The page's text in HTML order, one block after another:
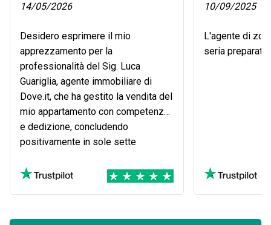
14/05/2026
Desidero esprimere il mio
apprezzamento per la
professionalità del Sig. Luca
Guariglia, agente immobiliare di
Dove.it, che ha gestito la vendita del
mio appartamento con competenza
e dedizione, concludendo
positivamente in sole sette
particolare la sua trasparenza,
affidabile, che consiglio senza
10/09/2025
L'agente di
seria